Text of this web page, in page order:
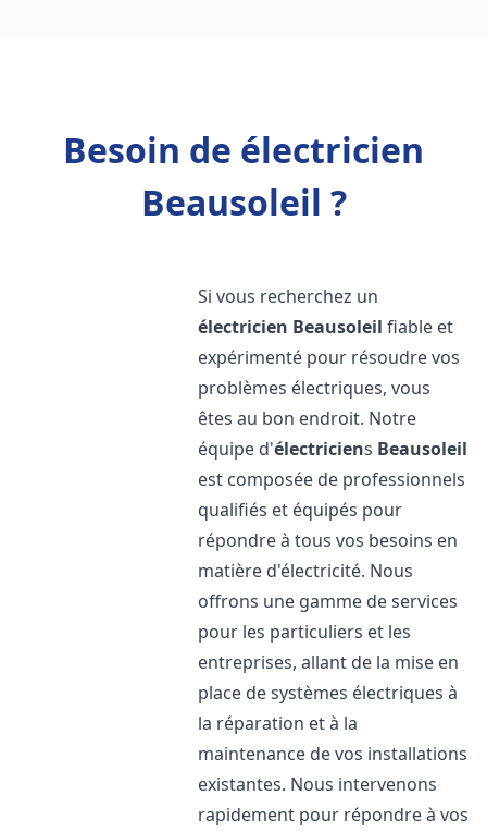
Besoin de électricien
Beausoleil ?
Si vous recherchez un
électricien Beausoleil fiable et
expérimenté pour résoudre vos
problèmes électriques, vous
êtes au bon endroit. Notre
équipe d'électriciens Beausoleil
est composée de professionnels
qualifiés et équipés pour
répondre à tous vos besoins en
matière d'électricité. Nous
offrons une gamme de services
pour les particuliers et les
entreprises, allant de la mise en
place de systèmes électriques à
la réparation et à la
maintenance de vos installations
existantes. Nous intervenons
rapidement pour répondre à vos